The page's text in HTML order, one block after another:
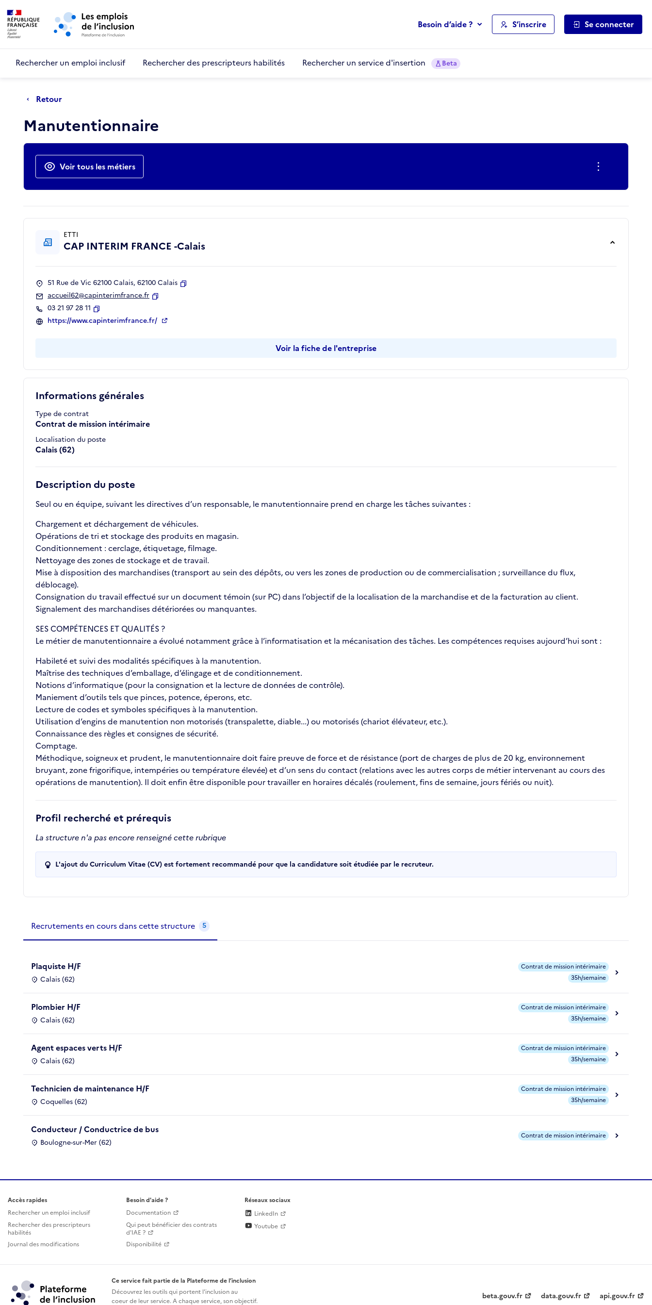
Aller au menu principal
Besoin d’aide ? S’inscrire Se connecter
Rechercher un emploi inclusif Rechercher des prescripteurs habilités Rechercher un service d'insertion Beta
Retour
Manutentionnaire
Actions rapides
Voir tous les métiers
Informations générales
Type de contrat
Contrat de mission intérimaire
Localisation du poste
Calais (62)
Description du poste
Seul ou en équipe, suivant les directives d’un responsable, le manutentionnaire prend en charge les tâches suivantes :
Chargement et déchargement de véhicules.
Opérations de tri et stockage des produits en magasin.
Conditionnement : cerclage, étiquetage, filmage.
Nettoyage des zones de stockage et de travail.
Mise à disposition des marchandises (transport au sein des dépôts, ou vers les zones de production ou de commercialisation ; surveillance du flux,
déblocage).
Consignation du travail effectué sur un document témoin (sur PC) dans l’objectif de la localisation de la marchandise et de la facturation au client.
Signalement des marchandises détériorées ou manquantes.
SES COMPÉTENCES ET QUALITÉS ?
Le métier de manutentionnaire a évolué notamment grâce à l’informatisation et la mécanisation des tâches. Les compétences requises aujourd’hui sont :
Habileté et suivi des modalités spécifiques à la manutention.
Maîtrise des techniques d’emballage, d’élingage et de conditionnement.
Notions d’informatique (pour la consignation et la lecture de données de contrôle).
Maniement d’outils tels que pinces, potence, éperons, etc.
Lecture de codes et symboles spécifiques à la manutention.
Utilisation d’engins de manutention non motorisés (transpalette, diable...) ou motorisés (chariot élévateur, etc.).
Connaissance des règles et consignes de sécurité.
Comptage.
Méthodique, soigneux et prudent, le manutentionnaire doit faire preuve de force et de résistance (port de charges de plus de 20 kg, environnement
bruyant, zone frigorifique, intempéries ou température élevée) et d’un sens du contact (relations avec les autres corps de métier intervenant au cours des
opérations de manutention). Il doit enfin être disponible pour travailler en horaires décalés (roulement, fins de semaine, jours fériés ou nuit).
Profil recherché et prérequis
La structure n'a pas encore renseigné cette rubrique
L'ajout du Curriculum Vitae (CV) est fortement recommandé pour que la candidature soit étudiée par le recruteur.
ETTI
CAP INTERIM FRANCE -Calais
51 Rue de Vic 62100 Calais, 62100 Calais
accueil62@capinterimfrance.fr
03 21 97 28 11
Copier
https://www.capinterimfrance.fr/
Voir la fiche de l'entreprise
Recrutements de la structure
Recrutements en cours dans cette structure 5
Plaquiste H/F
Calais (62)
Contrat de mission intérimaire
35h/semaine
Plombier H/F
Calais (62)
Contrat de mission intérimaire
35h/semaine
Agent espaces verts H/F
Calais (62)
Contrat de mission intérimaire
35h/semaine
Technicien de maintenance H/F
Coquelles (62)
Contrat de mission intérimaire
35h/semaine
Conducteur / Conductrice de bus
Boulogne-sur-Mer (62)
Contrat de mission intérimaire
Accès rapides
Rechercher un emploi inclusif
Rechercher des prescripteurs
habilités
Journal des modifications
Besoin d'aide ?
Documentation
Qui peut bénéficier des contrats
d'IAE ?
Disponibilité
Réseaux sociaux
LinkedIn
Youtube
Ce service fait partie de la Plateforme de l’inclusion
Découvrez les outils qui portent l'inclusion au
coeur de leur service. A chaque service, son objectif.
beta.gouv.fr data.gouv.fr api.gouv.fr